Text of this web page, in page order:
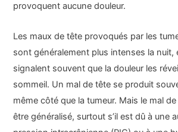
provoquent aucune douleur.
Les maux de tête provoqués par les
sont généralement plus intenses la nuit,
signalent souvent que la douleur les
sommeil. Un mal de tête se produit
même côté que la tumeur. Mais le mal
être généralisé, surtout s’il est dû à une